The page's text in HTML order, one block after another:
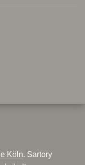
Köln. Sartory